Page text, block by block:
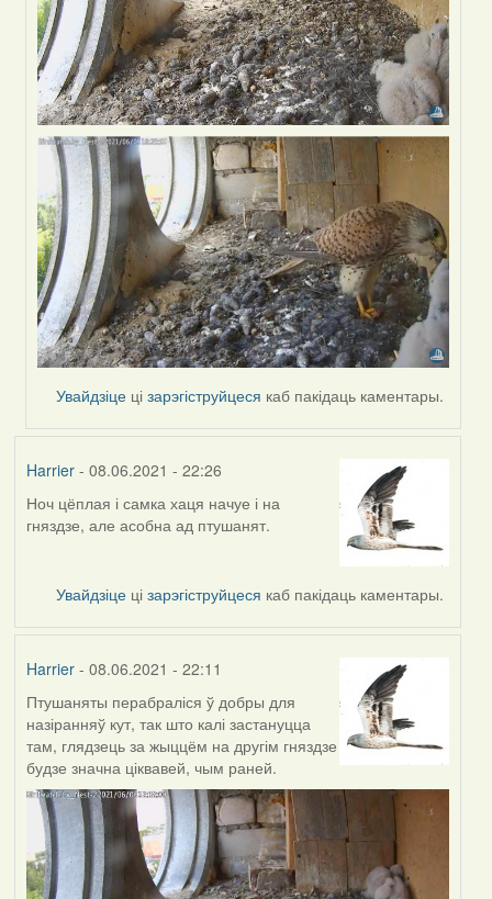
Увайдзіце цізарэгіструйцеся каб пакідаць каментары.
Harrier- 08.06.2021 - 22:26
Ноч цёплая і самка хаця начуе і на
гняздзе, але асобна ад птушанят.
Увайдзіце цізарэгіструйцеся каб пакідаць каментары.
Harrier- 08.06.2021 - 22:11
Птушаняты перабраліся ў добры для
назіранняў кут, так што калі застануцца
там, глядзець за жыццём на другім гняздзе
будзе значна ціквавей, чым раней.